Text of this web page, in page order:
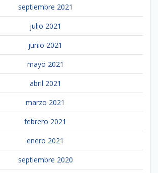
septiembre 2021
julio 2021
junio 2021
mayo 2021
abril 2021
marzo 2021
febrero 2021
enero 2021
septiembre 2020